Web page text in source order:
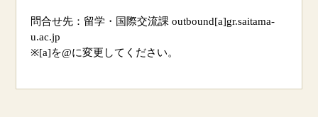
問合せ先：留学・国際交流課 outbound[a]gr.saitama-
u.ac.jp
※[a]を@に変更してください。